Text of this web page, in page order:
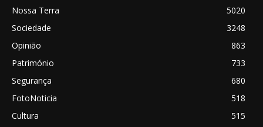
Nossa Terra
5020
Sociedade
3248
Opinião
863
Património
733
Segurança
680
FotoNoticia
518
Cultura
515